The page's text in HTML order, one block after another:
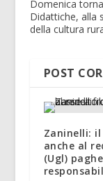
Domenica
Didattiche, alla
della cultura
POST
Zaninelli:
anche al
(Ugl)